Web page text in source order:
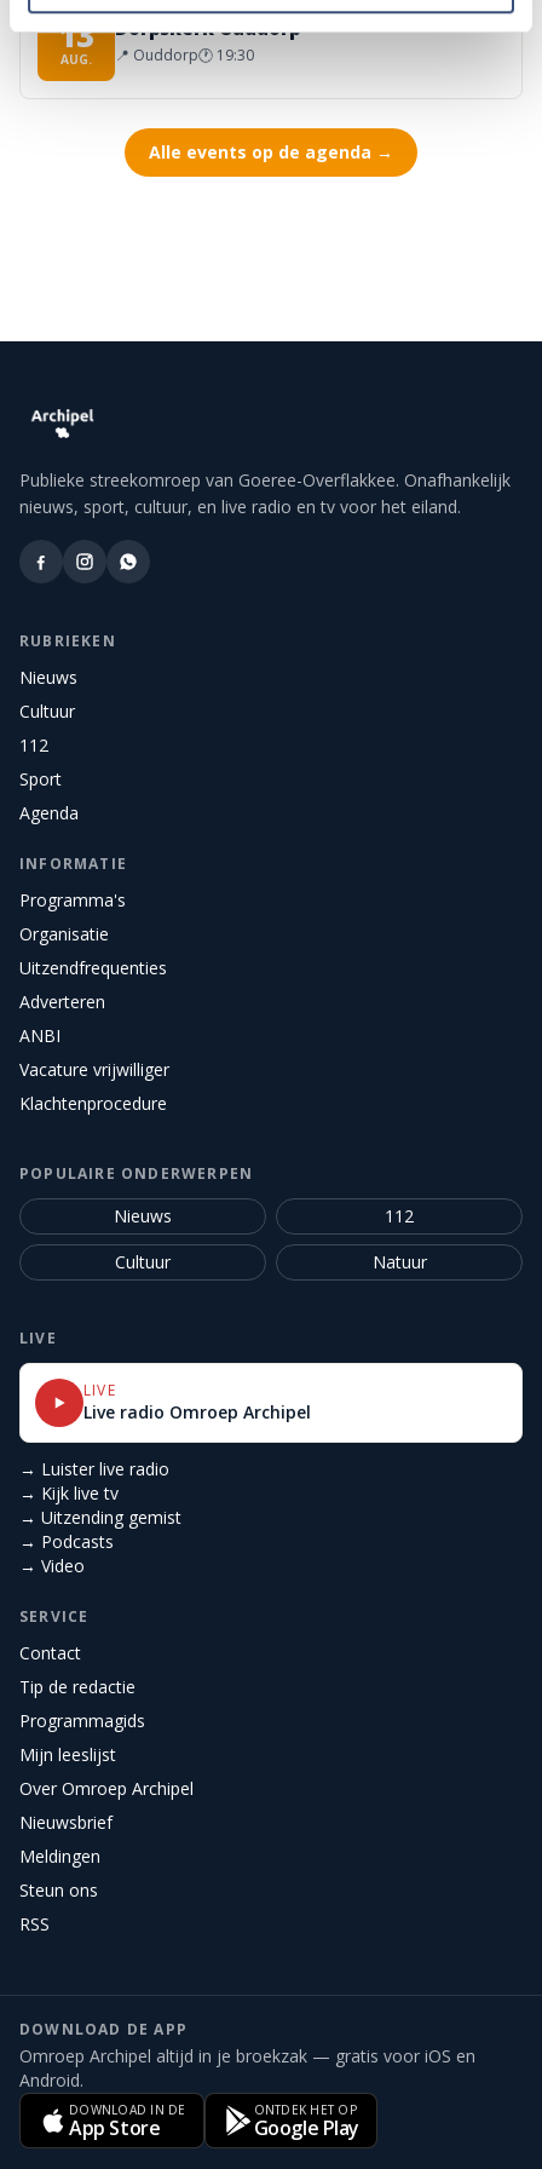
DO
13
AUG.
Dorpskerk Ouddorp
📍 Ouddorp🕐 19:30
Alle events op de agenda →
Publieke streekomroep van Goeree-Overflakkee. Onafhankelijk
nieuws, sport, cultuur, en live radio en tv voor het eiland.
RUBRIEKEN
Nieuws
Cultuur
112
Sport
Agenda
INFORMATIE
Programma's
Organisatie
Uitzendfrequenties
Adverteren
ANBI
Vacature vrijwilliger
Klachtenprocedure
POPULAIRE ONDERWERPEN
Nieuws
112
Cultuur
Natuur
LIVE
LIVE
Live radio Omroep Archipel
→ Luister live radio
→ Kijk live tv
→ Uitzending gemist
→ Podcasts
→ Video
SERVICE
Contact
Tip de redactie
Programmagids
Mijn leeslijst
Over Omroep Archipel
Nieuwsbrief
Meldingen
Steun ons
RSS
DOWNLOAD DE APP
Omroep Archipel altijd in je broekzak — gratis voor iOS en
Android.
DOWNLOAD IN DE
App Store
ONTDEK HET OP
Google Play